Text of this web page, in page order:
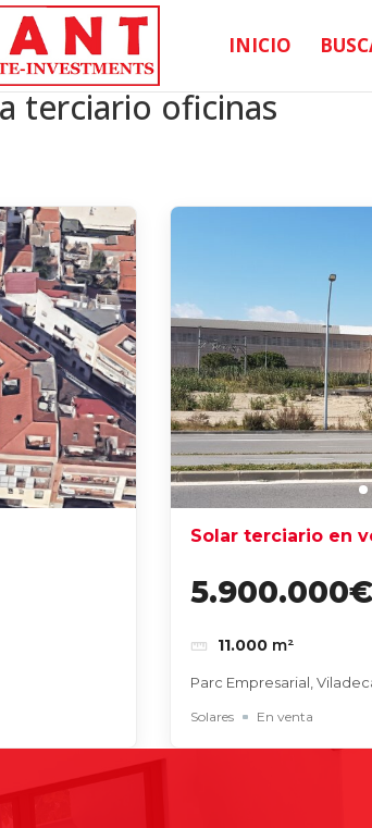
INICIO
terciario oficinas
Solar terciario en
5.900.000€
11.000 m²
Parc Empresarial,
Solares En venta
industrial para tu empresa: guía completa